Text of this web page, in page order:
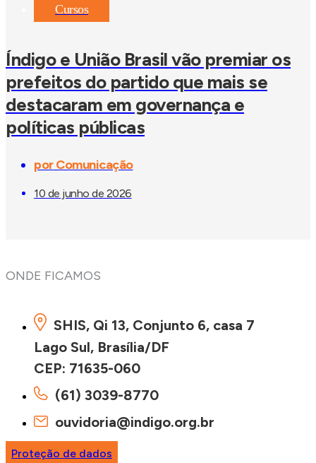
Cursos
Índigo e União Brasil vão premiar os
prefeitos do partido que mais se
destacaram em governança e
políticas públicas
porComunicação
10 de junho de 2026
ONDE FICAMOS
SHIS, Qi 13, Conjunto 6, casa 7
Lago Sul, Brasília/DF
CEP: 71635-060
(61) 3039-8770
ouvidoria@indigo.org.br
Proteção de dados